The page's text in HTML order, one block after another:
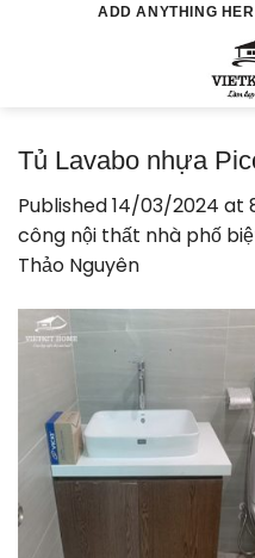
ADD ANYTHING
Tủ Lavabo nhựa
Published14/03/2024 at
công nội thất nhà phố
Thảo Nguyên